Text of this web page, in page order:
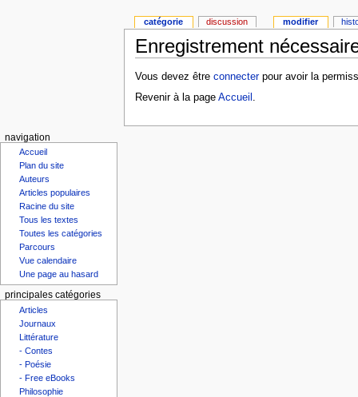
Enregistrement
Vous devez être connecterpour avoir la
Revenir à la page Accueil
catégorie discussion modifier
navigation
Accueil
Plan du site
Auteurs
Articles populaires
Racine du site
Tous les textes
Toutes les catégories
Parcours
Vue calendaire
Une page au hasard
principales catégories
Articles
Journaux
Littérature
- Contes
- Poésie
- Free eBooks
Philosophie